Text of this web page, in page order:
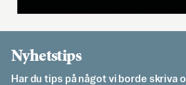
Nyhetstips
Har du tips på något vi borde skriva